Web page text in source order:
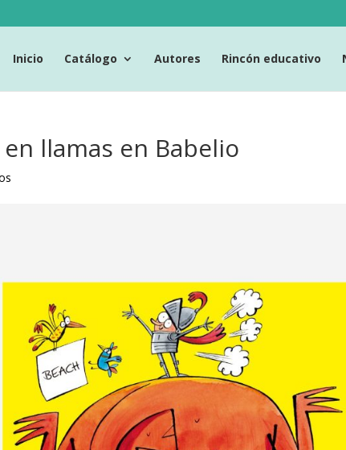
Inicio Catálogo Autores Rincón educativo
llamas en Babelio